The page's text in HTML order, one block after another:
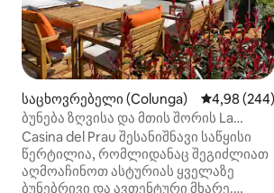
საცხოვრებელი (Colunga) საშუალო
4,98 (244)
ბუნება ზღვისა და მთის შორის La
Casina del Prau
Casina del Prau შესანიშნავი საწყისი
წერტილია, რომლიდანაც შეგიძლიათ
აღმოაჩინოთ ასტურიას ყველაზე
ბუნებრივი და ავთენტური მხარე.